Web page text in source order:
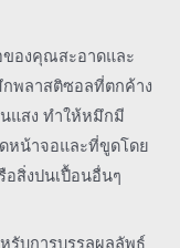
องคุณสะอาดและ
พลาสติซอลที่ตกค้าง
แสง ทำให้หมึกมี
หน้าจอและที่ขูดโดย
สิ่งปนเปื้อนอื่นๆ
รับการบรรลุผลลัพธ์